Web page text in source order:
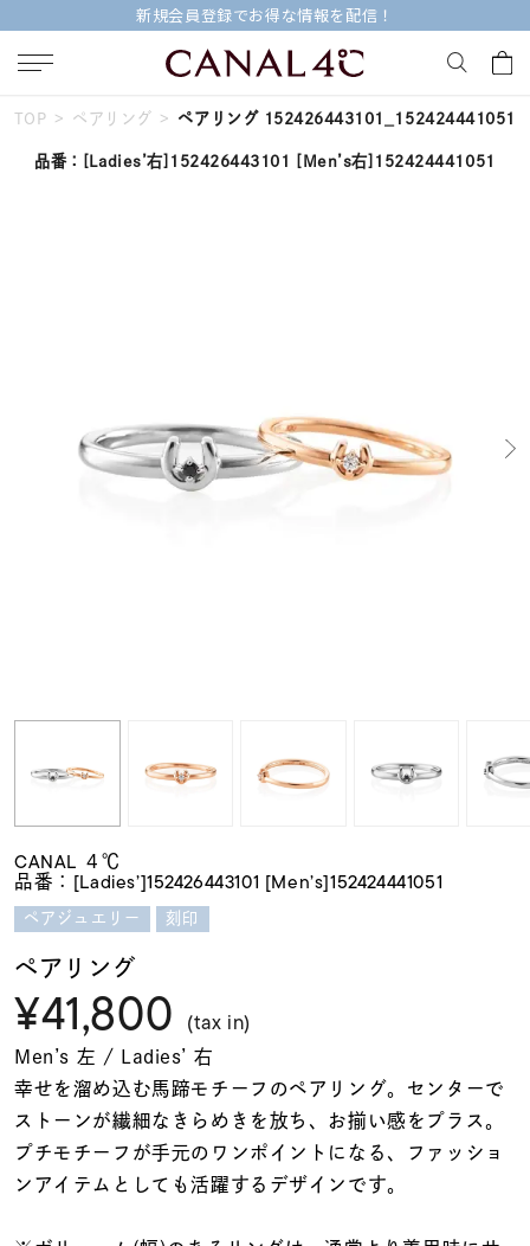
新規会員登録でお得な情報を配信！
キーワードで検索する
石の色
ファッションテイス
着用シーン
コレクション
～
TOP ペアリング ペアリング 152426443101_152424441051
品番： [Ladies’右]152426443101 [Men’s右]152424441051
CANAL ４℃
品番：[Ladies’]152426443101 [Men’s]152424441051
ペアジュエリー 刻印
ペアリング
¥41,800 (tax in)
Men’s 左 / Ladies’ 右
幸せを溜め込む馬蹄モチーフのペアリング。センターで
ストーンが繊細なきらめきを放ち、お揃い感をプラス。
プチモチーフが手元のワンポイントになる、ファッショ
ンアイテムとしても活躍するデザインです。